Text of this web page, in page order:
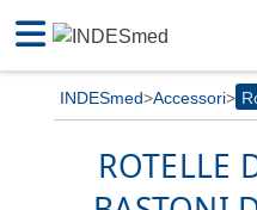
INDESmed Accessori
ROTELLE